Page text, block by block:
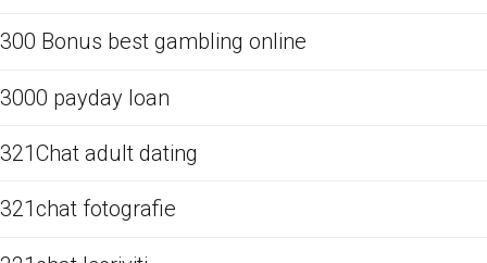
300 Bonus best gambling online
3000 payday loan
321Chat adult dating
321chat fotografie